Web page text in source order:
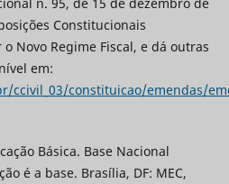
Constitucionais
Novo Regime Fiscal, e dá outras
em:
ccivil_03/constituicao/emendas/
Básica. Base Nacional
é a base. Brasília, DF: MEC,